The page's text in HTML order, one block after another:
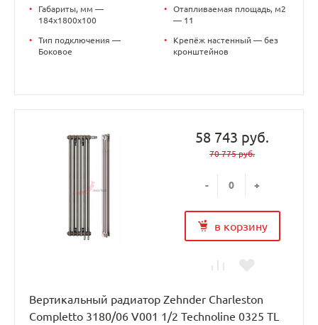
•
Габариты, мм —
184x1800x100
•
Тип подключения —
Боковое
•
Отапливаемая площадь, м2
— 11
•
Крепёж настенный — без
кронштейнов
58 743 руб.
70 775 руб.
- +
в корзину
Вертикальный радиатор Zehnder Charleston
Completto 3180/06 V001 1/2 Technoline 0325 TL